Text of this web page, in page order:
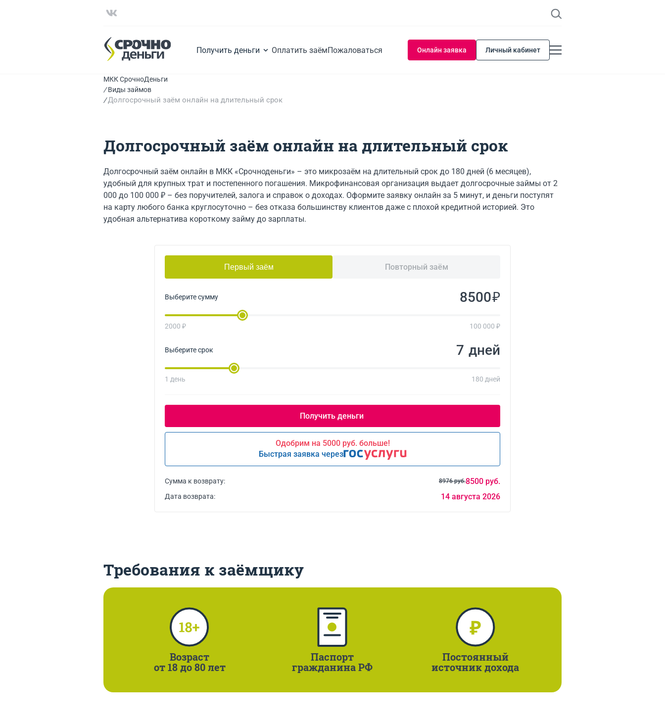
Получить деньги Оплатить заёмПожаловаться Онлайн заявка Личный кабинет
МКК СрочноДеньги
Виды займов
Долгосрочный заём онлайн на длительный срок
Долгосрочный заём онлайн на длительный срок
Долгосрочный заём онлайн в МКК «Срочноденьги» – это микрозаём на длительный срок до 180 дней (6 месяцев),
удобный для крупных трат и постепенного погашения. Микрофинансовая организация выдает долгосрочные займы от 2
000 до 100 000 ₽ – без поручителей, залога и справок о доходах. Оформите заявку онлайн за 5 минут, и деньги поступят
на карту любого банка круглосуточно – без отказа большинству клиентов даже с плохой кредитной историей. Это
удобная альтернатива короткому займу до зарплаты.
Первый заём Повторный заём
Выберите сумму ₽
2000 ₽ 100 000 ₽
Выберите срок дней
1 день 180 дней
Одобрим на 5000 руб. больше!
Быстрая заявка через
Сумма к возврату: 8500 руб.
8976 руб.
Дата возврата: 14 августа 2026
Требования к заёмщику
Возраст
от 18 до 80 лет
Паспорт
гражданина РФ
Постоянный
источник дохода